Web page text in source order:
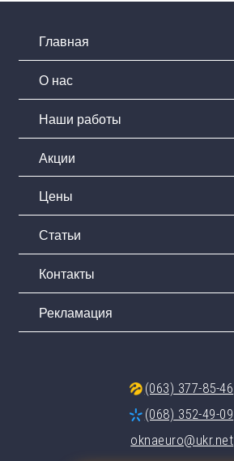
Главная
О нас
Наши работы
Акции
Цены
Статьи
Контакты
Рекламация
(063) 377-85-46
(068) 352-49-09
oknaeuro@ukr.net